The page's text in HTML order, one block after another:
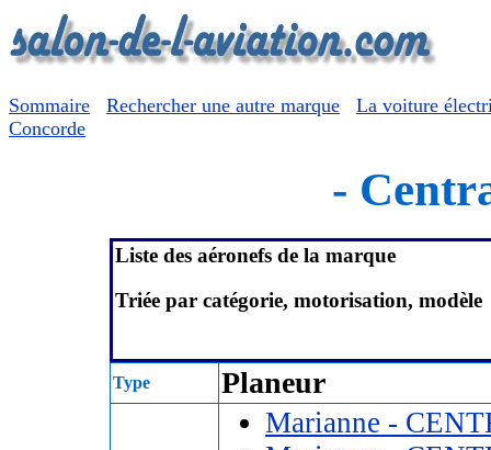
Sommaire Rechercher une autre marque
La voiture
Concorde
-
Liste des aéronefs de la marque
Triée par catégorie, motorisation, modèle
Type Planeur
Marianne -